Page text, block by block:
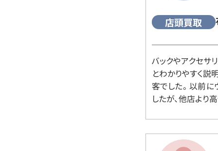
店頭買取
バックやアクセサ
とわかりやすく説
客でした。 以前
したが、他店より